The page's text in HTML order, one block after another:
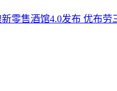
零售酒馆4.0发布 优布劳